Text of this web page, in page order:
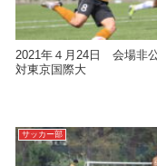
2021年４月24日 会場非
対東京国際大
サッカー部